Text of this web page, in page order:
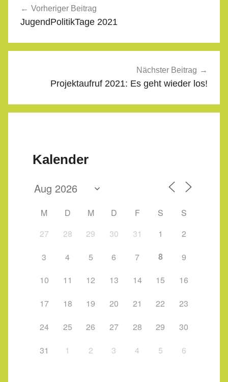
Vorheriger Beitrag
JugendPolitikTage 2021
Nächster Beitrag
Projektaufruf 2021: Es geht wieder los!
Kalender
M D M D F S
S
27
28 29 30 31 1
2
3
4 5 6 7 8
9
10
11 12 13 14 15
16
17
18 19 20 21 22
23
24
25 26 27 28 29
30
31
1 2 3 4 5 6